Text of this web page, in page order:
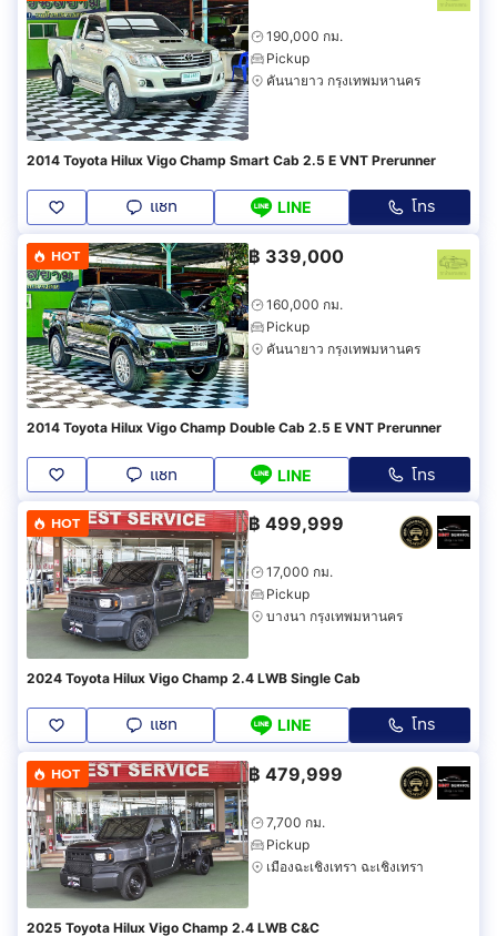
190,000 กม.
Pickup
คันนายาว กรุงเทพมหานคร
2014 Toyota Hilux Vigo Champ Smart Cab 2.5 E VNT Prerunner
แชท LINE โทร
HOT ฿ 339,000
160,000 กม.
Pickup
คันนายาว กรุงเทพมหานคร
2014 Toyota Hilux Vigo Champ Double Cab 2.5 E VNT Prerunner
แชท LINE โทร
HOT ฿ 499,999
17,000 กม.
Pickup
บางนา กรุงเทพมหานคร
2024 Toyota Hilux Vigo Champ 2.4 LWB Single Cab
แชท LINE โทร
HOT ฿ 479,999
7,700 กม.
Pickup
เมืองฉะเชิงเทรา ฉะเชิงเทรา
2025 Toyota Hilux Vigo Champ 2.4 LWB C&C